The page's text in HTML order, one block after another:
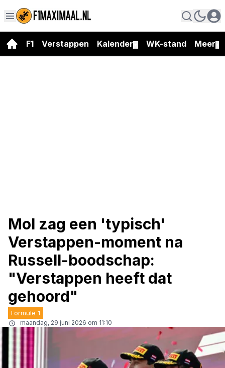
F1 Verstappen Kalender WK-stand Meer
Mol zag een 'typisch'
Verstappen-moment na
Russell-boodschap:
"Verstappen heeft dat
gehoord"
Formule 1
maandag, 29 juni 2026 om 11:10